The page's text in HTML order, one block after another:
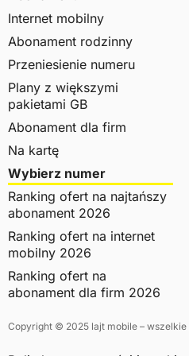
Internet mobilny
Abonament rodzinny
Przeniesienie numeru
Plany z większymi
pakietami GB
Abonament dla firm
Na kartę
Wybierz numer
Ranking ofert na najtańszy
abonament 2026
Ranking ofert na internet
mobilny 2026
Ranking ofert na
abonament dla firm 2026
Copyright © 2025 lajt mobile –